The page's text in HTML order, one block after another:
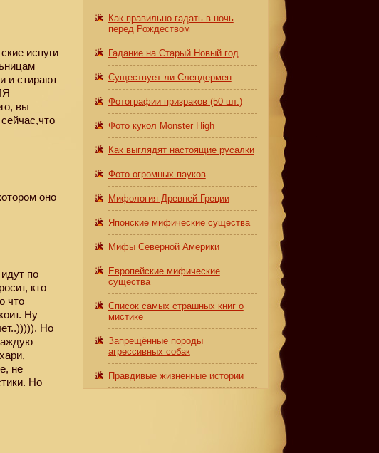
испуги
и стирают
вы
оно
по
кто
что
Ну
Но
не
Но
Как правильно гадать в ночь
перед Рождеством
Гадание на Старый Новый год
Существует ли Слендермен
Фотографии призраков (50 шт.)
Фото кукол Monster High
Как выглядят настоящие русалки
Фото огромных пауков
Мифология Древней Греции
Японские мифические существа
Мифы Северной Америки
Европейские мифические
существа
Список самых страшных книг о
мистике
Запрещённые породы
агрессивных собак
Правдивые жизненные истории